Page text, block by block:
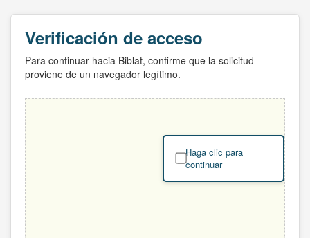
Verificación de acceso
Para continuar hacia Biblat, confirme que la solicitud
proviene de un navegador legítimo.
Haga clic para
continuar